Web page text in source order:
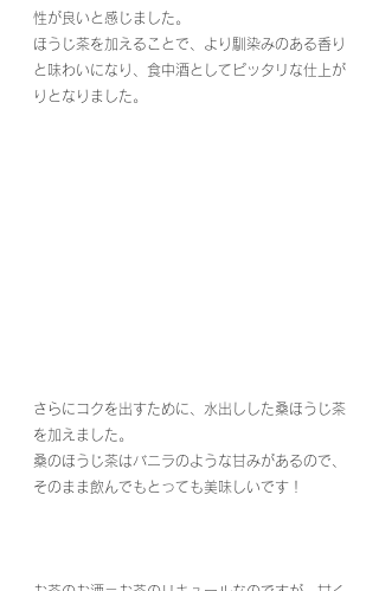
性が良いと感じました。
ほうじ茶を加えることで、より馴染みのある香り
と味わいになり、食中酒としてピッタリな仕上が
りとなりました。
さらにコクを出すために、水出しした桑ほうじ茶
を加えました。
桑のほうじ茶はバニラのような甘みがあるので、
そのまま飲んでもとっても美味しいです！